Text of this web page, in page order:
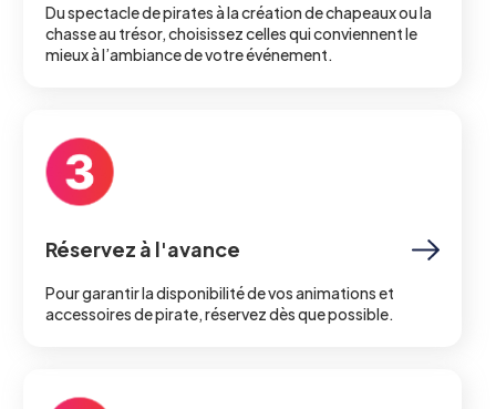
Du spectacle de pirates à la création de chapeaux ou la
chasse au trésor, choisissez celles qui conviennent le
mieux à l’ambiance de votre événement.
Réservez à l'avance
Pour garantir la disponibilité de vos animations et
accessoires de pirate, réservez dès que possible.